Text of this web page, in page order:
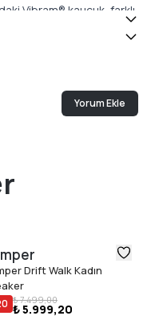
Vibram® kauçuk, farklı
bir kullanım sağlayarak
ya da rahat kesim
yapısı, uzun süreli
ve giyilebilir karakteriyle
seçeneği oluşturur ve
Yorum Ekle
Drift Walk Kadın
₺ 7.499,00
₺ 5.999,20